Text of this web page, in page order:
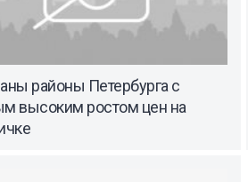
районы Петербурга с
высоким ростом цен на